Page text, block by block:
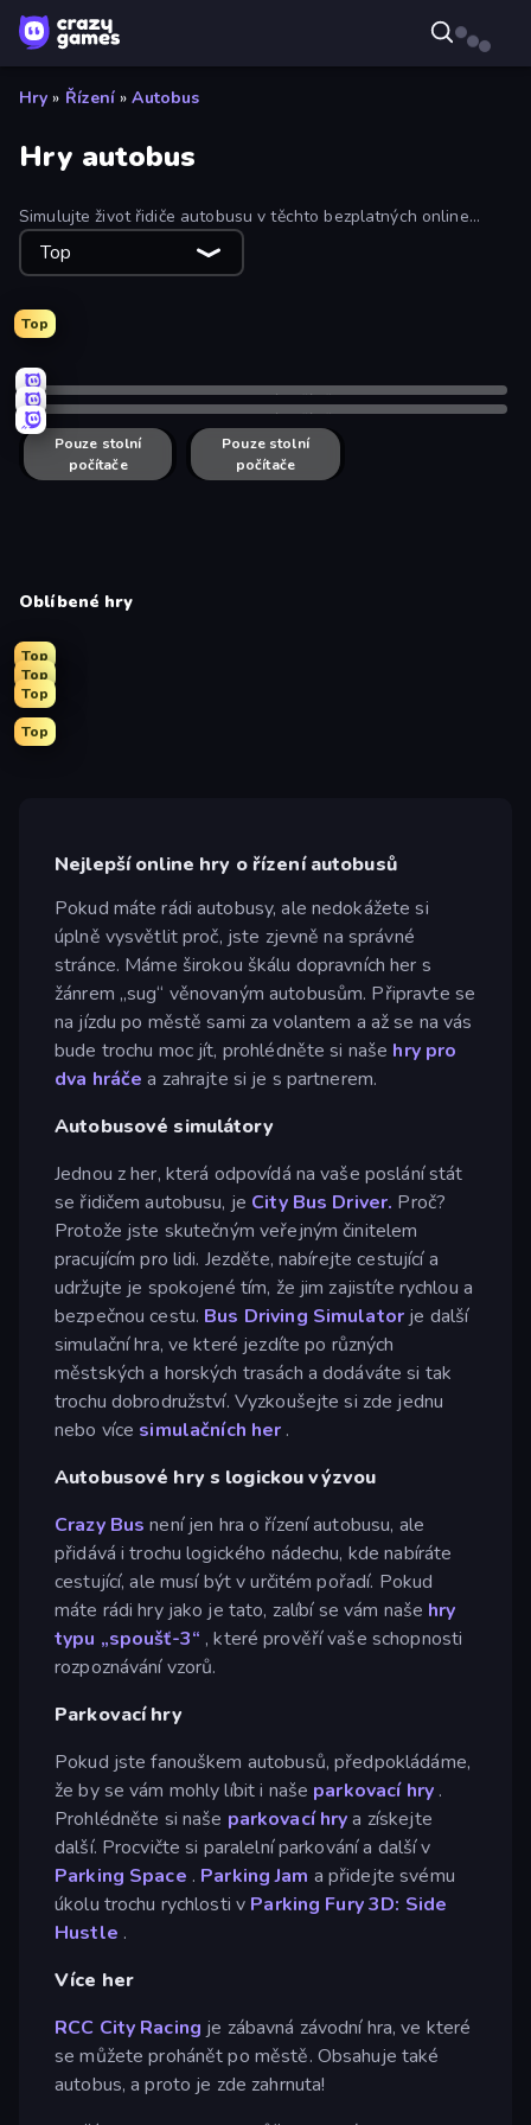
Hry » Řízení » Autobus
Hry autobus
Simulujte život řidiče autobusu v těchto bezplatných online
hrách s autobusy! Další zastávka... Zábavné a bezplatné řízení.
Top
Top
Pouze stolní počítače
Pouze stolní počítače
Pouze stolní
počítače
Pouze stolní
počítače
Seat Sorting Puzzle
Oblíbené hry
Top
Top
Top
Top
Nejlepší online hry o řízení autobusů
Pokud máte rádi autobusy, ale nedokážete si
úplně vysvětlit proč, jste zjevně na správné
stránce. Máme širokou škálu dopravních her s
žánrem „sug“ věnovaným autobusům. Připravte se
na jízdu po městě sami za volantem a až se na vás
bude trochu moc jít, prohlédněte si naše hry pro
dva hráče a zahrajte si je s partnerem.
Autobusové simulátory
Jednou z her, která odpovídá na vaše poslání stát
se řidičem autobusu, je City Bus Driver. Proč?
Protože jste skutečným veřejným činitelem
pracujícím pro lidi. Jezděte, nabírejte cestující a
udržujte je spokojené tím, že jim zajistíte rychlou a
bezpečnou cestu. Bus Driving Simulator je další
simulační hra, ve které jezdíte po různých
městských a horských trasách a dodáváte si tak
trochu dobrodružství. Vyzkoušejte si zde jednu
nebo více simulačních her .
Autobusové hry s logickou výzvou
Crazy Bus není jen hra o řízení autobusu, ale
přidává i trochu logického nádechu, kde nabíráte
cestující, ale musí být v určitém pořadí. Pokud
máte rádi hry jako je tato, zalíbí se vám naše hry
typu „spoušť-3“ , které prověří vaše schopnosti
rozpoznávání vzorů.
Parkovací hry
Pokud jste fanouškem autobusů, předpokládáme,
že by se vám mohly líbit i naše parkovací hry.
Prohlédněte si naše parkovací hrya získejte
další. Procvičte si paralelní parkování a další v
Parking Space . Parking Jam a přidejte svému
úkolu trochu rychlosti v Parking Fury 3D: Side
Hustle .
Více her
RCC City Racing je zábavná závodní hra, ve které
se můžete prohánět po městě. Obsahuje také
autobus, a proto je zde zahrnuta!